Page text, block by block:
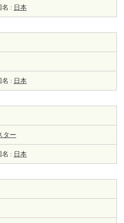
名 : 日本
名 : 日本
ター
名 : 日本